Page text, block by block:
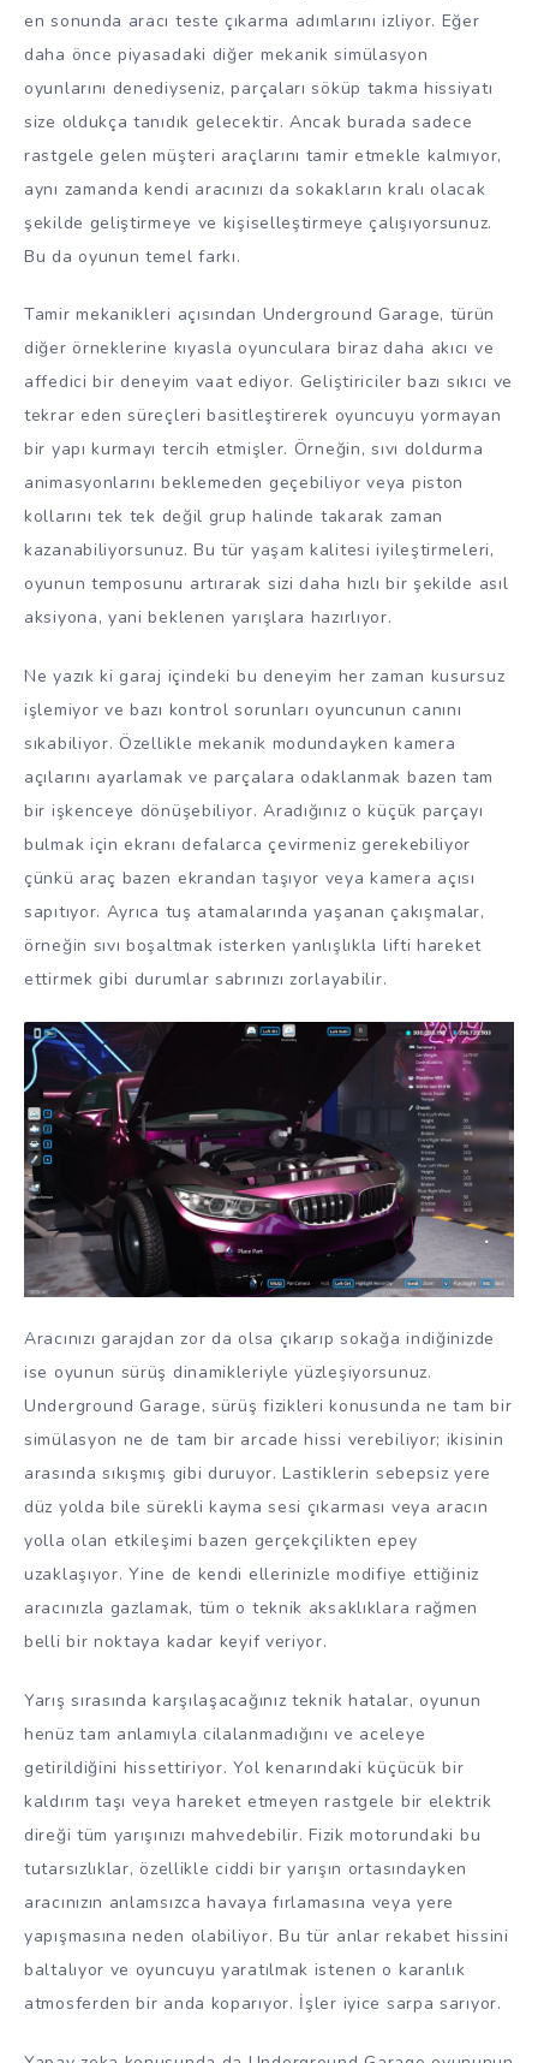
en sonunda aracı teste çıkarma adımlarını izliyor. Eğer
daha önce piyasadaki diğer mekanik simülasyon
oyunlarını denediyseniz, parçaları söküp takma hissiyatı
size oldukça tanıdık gelecektir. Ancak burada sadece
rastgele gelen müşteri araçlarını tamir etmekle kalmıyor,
aynı zamanda kendi aracınızı da sokakların kralı olacak
şekilde geliştirmeye ve kişiselleştirmeye çalışıyorsunuz.
Bu da oyunun temel farkı.
Tamir mekanikleri açısından Underground Garage, türün
diğer örneklerine kıyasla oyunculara biraz daha akıcı ve
affedici bir deneyim vaat ediyor. Geliştiriciler bazı sıkıcı ve
tekrar eden süreçleri basitleştirerek oyuncuyu yormayan
bir yapı kurmayı tercih etmişler. Örneğin, sıvı doldurma
animasyonlarını beklemeden geçebiliyor veya piston
kollarını tek tek değil grup halinde takarak zaman
kazanabiliyorsunuz. Bu tür yaşam kalitesi iyileştirmeleri,
oyunun temposunu artırarak sizi daha hızlı bir şekilde asıl
aksiyona, yani beklenen yarışlara hazırlıyor.
Ne yazık ki garaj içindeki bu deneyim her zaman kusursuz
işlemiyor ve bazı kontrol sorunları oyuncunun canını
sıkabiliyor. Özellikle mekanik modundayken kamera
açılarını ayarlamak ve parçalara odaklanmak bazen tam
bir işkenceye dönüşebiliyor. Aradığınız o küçük parçayı
bulmak için ekranı defalarca çevirmeniz gerekebiliyor
çünkü araç bazen ekrandan taşıyor veya kamera açısı
sapıtıyor. Ayrıca tuş atamalarında yaşanan çakışmalar,
örneğin sıvı boşaltmak isterken yanlışlıkla lifti hareket
ettirmek gibi durumlar sabrınızı zorlayabilir.
Aracınızı garajdan zor da olsa çıkarıp sokağa indiğinizde
ise oyunun sürüş dinamikleriyle yüzleşiyorsunuz.
Underground Garage, sürüş fizikleri konusunda ne tam bir
simülasyon ne de tam bir arcade hissi verebiliyor; ikisinin
arasında sıkışmış gibi duruyor. Lastiklerin sebepsiz yere
düz yolda bile sürekli kayma sesi çıkarması veya aracın
yolla olan etkileşimi bazen gerçekçilikten epey
uzaklaşıyor. Yine de kendi ellerinizle modifiye ettiğiniz
aracınızla gazlamak, tüm o teknik aksaklıklara rağmen
belli bir noktaya kadar keyif veriyor.
Yarış sırasında karşılaşacağınız teknik hatalar, oyunun
henüz tam anlamıyla cilalanmadığını ve aceleye
getirildiğini hissettiriyor. Yol kenarındaki küçücük bir
kaldırım taşı veya hareket etmeyen rastgele bir elektrik
direği tüm yarışınızı mahvedebilir. Fizik motorundaki bu
tutarsızlıklar, özellikle ciddi bir yarışın ortasındayken
aracınızın anlamsızca havaya fırlamasına veya yere
yapışmasına neden olabiliyor. Bu tür anlar rekabet hissini
baltalıyor ve oyuncuyu yaratılmak istenen o karanlık
atmosferden bir anda koparıyor. İşler iyice sarpa sarıyor.